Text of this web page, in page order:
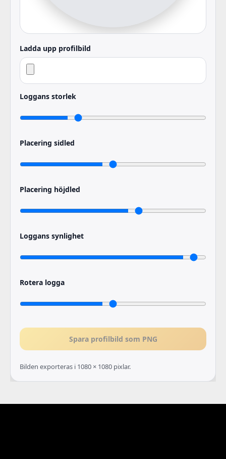
Ladda upp profilbild
Loggans storlek
Placering sidled
Placering höjdled
Loggans synlighet
Rotera logga
Spara profilbild som PNG
Bilden exporteras i 1080 × 1080 pixlar.